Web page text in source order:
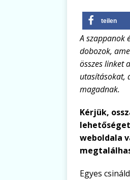
teilen
A szappanok
dobozok,
összes linket
utasításokat,
magadnak.
Kérjük,
weboldala
Egyes csináld